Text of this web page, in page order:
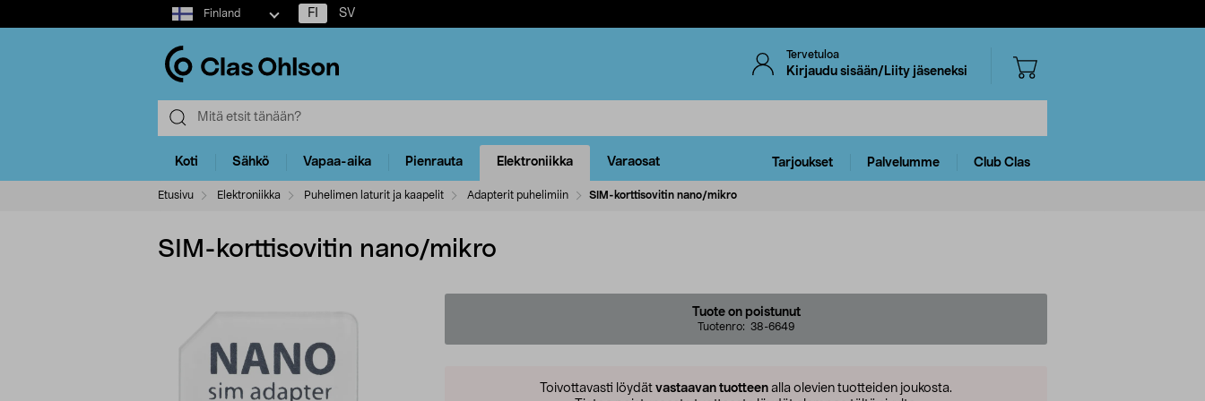
Select
market
Finland FI SV
Tervetuloa
Kirjaudu sisään/Liity jäseneksi
Koti Sähkö Vapaa-aika Pienrauta Elektroniikka Varaosat Tarjoukset Palvelumme Club Clas
Etusivu Elektroniikka Puhelimen laturit ja kaapelit Adapterit puhelimiin SIM-korttisovitin nano/mikro
SIM-korttisovitin nano/mikro
Tuote on poistunut
Tuotenro: 38-6649
Toivottavasti löydät vastaavan tuotteen alla olevien tuotteiden joukosta.